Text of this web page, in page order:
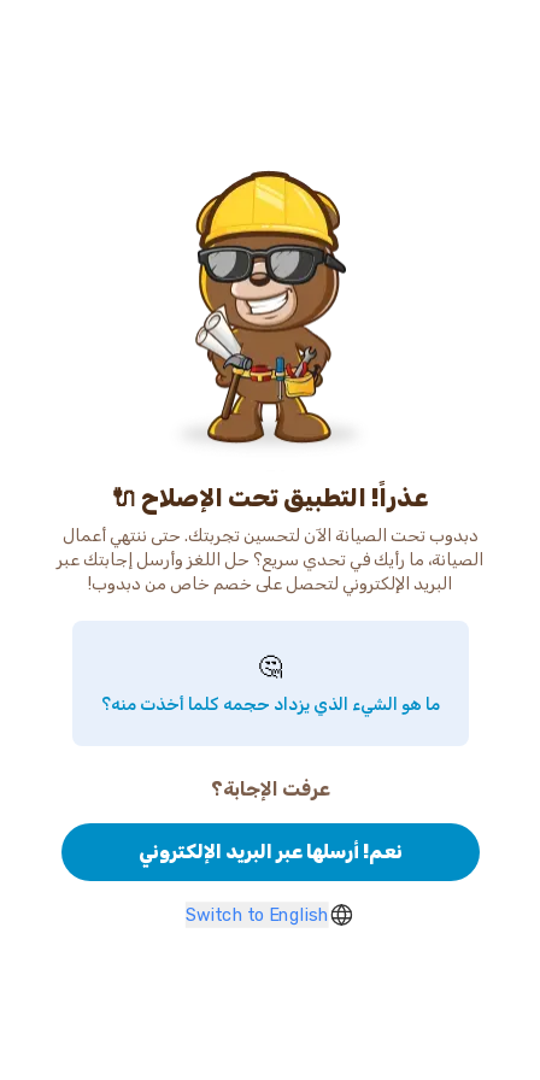
عذراً! التطبيق تحت الإصلاح 🔌
دبدوب تحت الصيانة الآن لتحسين تجربتك. حتى ننتهي أعمال
الصيانة، ما رأيك في تحدي سريع؟ حل اللغز وأرسل إجابتك عبر
البريد الإلكتروني لتحصل على خصم خاص من دبدوب!
🤔
ما هو الشيء الذي يزداد حجمه كلما أخذت منه؟
عرفت الإجابة؟
نعم! أرسلها عبر البريد الإلكتروني
Switch to English